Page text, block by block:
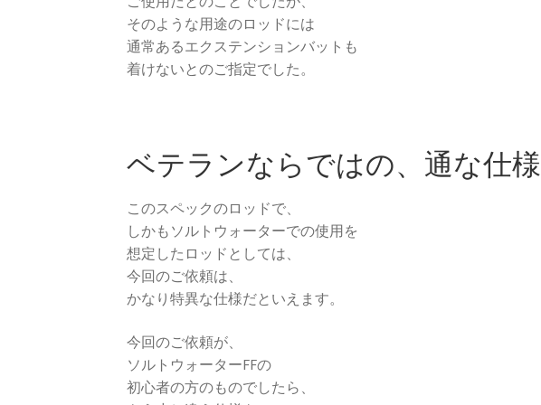
そのような用途のロッドには
通常あるエクステンションバットも
着けないとのご指定でした。
ベテランならではの、通な仕様
このスペックのロッドで、
しかもソルトウォーターでの使用を
想定したロッドとしては、
今回のご依頼は、
かなり特異な仕様だといえます。
今回のご依頼が、
ソルトウォーターFFの
初心者の方のものでしたら、